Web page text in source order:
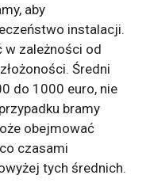
aby
instalacji.
w zależności od
Średni
do 1000 euro, nie
bramy
obejmować
czasami
tych średnich.